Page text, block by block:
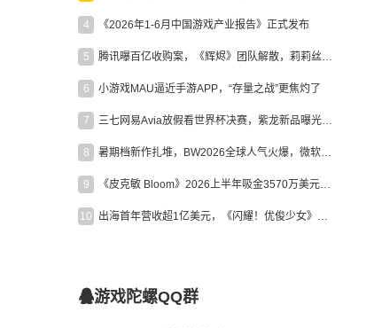
4 《2026年1-6月中国游戏产业报告》正式发布
5 腾讯曝百亿收购案，《辉烬》团队解散，莉莉丝新作曝光｜陀螺周报
6 小游戏MAU逼近手游APP，“存量之战”更焦灼了
7 三七网易Avia放假看世界杯决赛，紫龙新品曝光，米哈游新作上线 | 陀螺周报
8 暑期档新作扎堆，BW2026全球人气火爆，微软XBOX大裁员|陀螺周报
9 《皮克敏 Bloom》2026上半年吸金3570万美元，中国台湾成最大市场
10 出海首年营收超1亿美元，《闪耀！优俊少女》美国市场占比达七成
游戏陀螺QQ群